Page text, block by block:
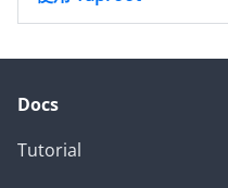
Docs
Tutorial